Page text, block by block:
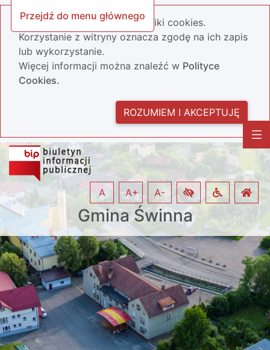
Przejdź do menu głównego
Nasza strona wykorzystuje pliki cookies.
Korzystanie z witryny oznacza zgodę na ich zapis
lub wykorzystanie.
Więcej informacji można znaleźć w Polityce
Cookies.
ROZUMIEM I AKCEPTUJĘ
Gmina Świnna
A A+ A-